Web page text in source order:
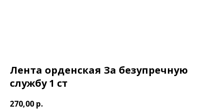
Лента орденская За безупречную
службу 1 ст
270,00 р.